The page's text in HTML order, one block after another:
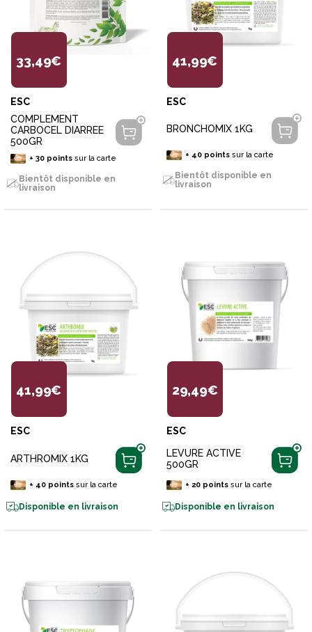
33,49€
ESC
COMPLEMENT
CARBOCEL DIARREE
500GR
+ 30pointssur la carte
Bientôt disponible en
livraison
41,99€
ESC
BRONCHOMIX 1KG
+ 40pointssur la carte
Bientôt disponible en
livraison
41,99€
ESC
ARTHROMIX 1KG
+ 40pointssur la carte
Disponible en livraison
29,49€
ESC
LEVURE ACTIVE
500GR
+ 20pointssur la carte
Disponible en livraison